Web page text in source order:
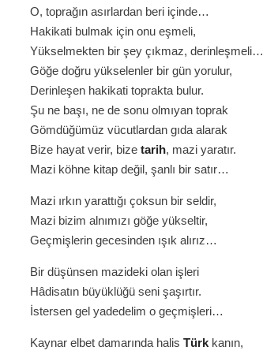
O, toprağın asırlardan beri içinde…
Hakikati bulmak için onu eşmeli,
Yükselmekten bir şey çıkmaz, derinleşmeli…
Göğe doğru yükselenler bir gün yorulur,
Derinleşen hakikati toprakta bulur.
Şu ne başı, ne de sonu olmıyan toprak
Gömdüğümüz vücutlardan gıda alarak
Bize hayat verir, bize tarih, mazi yaratır.
Mazi köhne kitap değil, şanlı bir satır…
Mazi ırkın yarattığı çoksun bir seldir,
Mazi bizim alnımızı göğe yükseltir,
Geçmişlerin gecesinden ışık alırız…
Bir düşünsen mazideki olan işleri
Hâdisatın büyüklüğü seni şaşırtır.
İstersen gel yadedelim o geçmişleri…
Kaynar elbet damarında halis Türk kanın,